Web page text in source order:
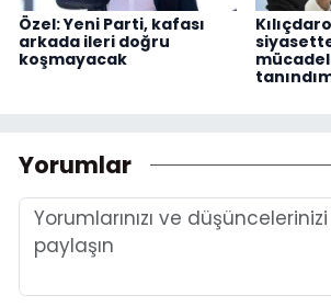
Özel: Yeni Parti, kafası
arkada ileri doğru
koşmayacak
Yorumlar